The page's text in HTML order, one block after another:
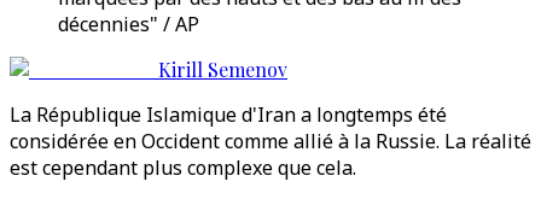
décennies" / AP
Kirill Semenov
La République Islamique d'Iran a longtemps été
considérée en Occident comme allié à la Russie. La réalité
est cependant plus complexe que cela.